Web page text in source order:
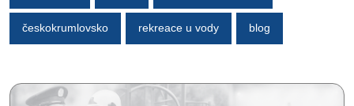
českokrumlovsko rekreace u vody blog